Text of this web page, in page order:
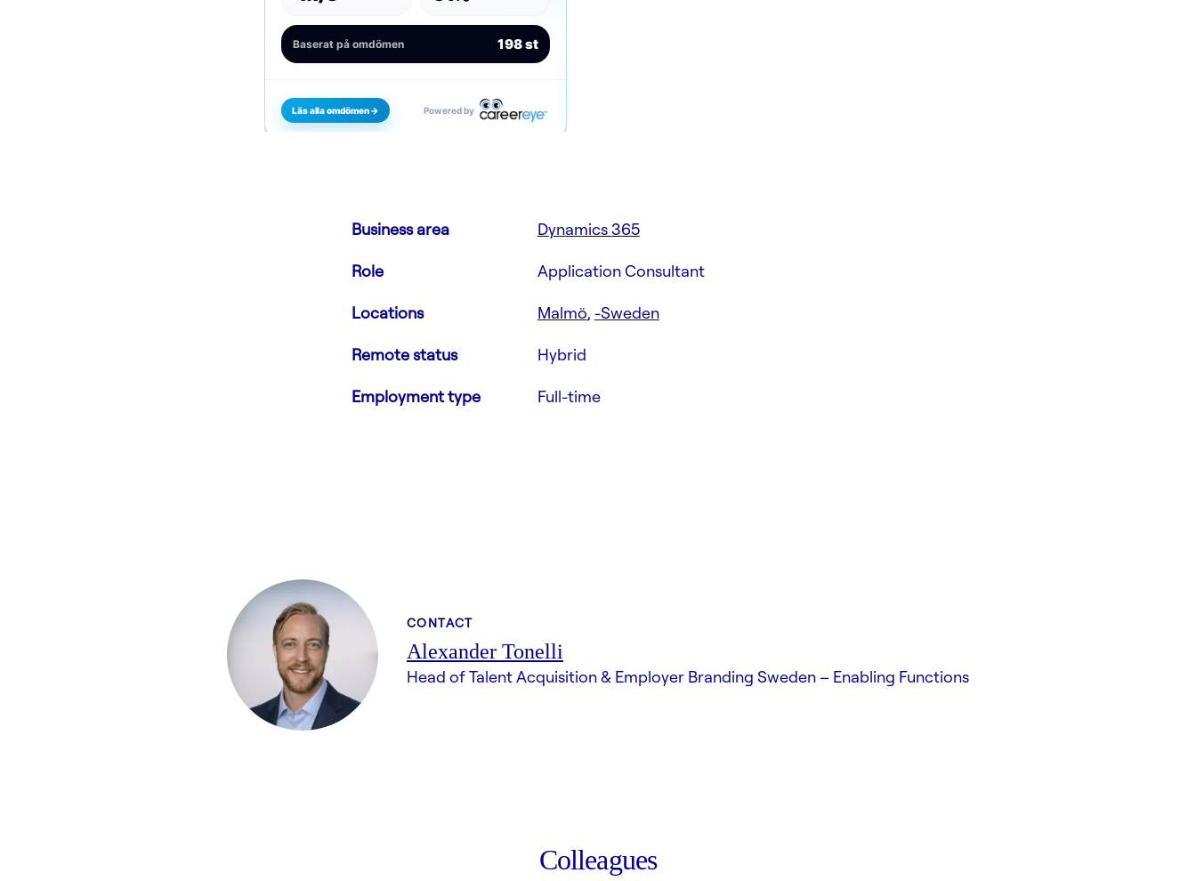
Business area Dynamics 365
Role Application Consultant
Locations Malmö, -Sweden
Remote status Hybrid
Employment type Full-time
CONTACT
Alexander Tonelli
Head of Talent Acquisition & Employer Branding Sweden – Enabling Functions
Colleagues